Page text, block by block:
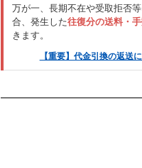
万が一、長期不在や受取拒否
合、発生した往復分の送料・
きます。
【重要】代金引換の返送